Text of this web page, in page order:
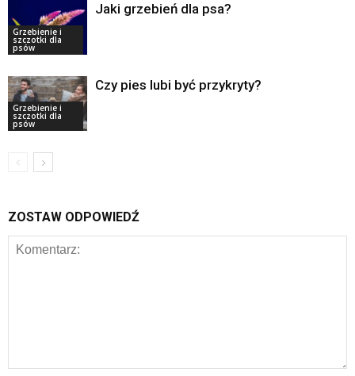
Grzebienie i
szczotki dla
psów
Jaki grzebień dla psa?
Grzebienie i
szczotki dla
psów
Czy pies lubi być przykryty?
ZOSTAW ODPOWIEDŹ